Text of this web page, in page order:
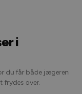
i
du får både jægeren
frydes over.